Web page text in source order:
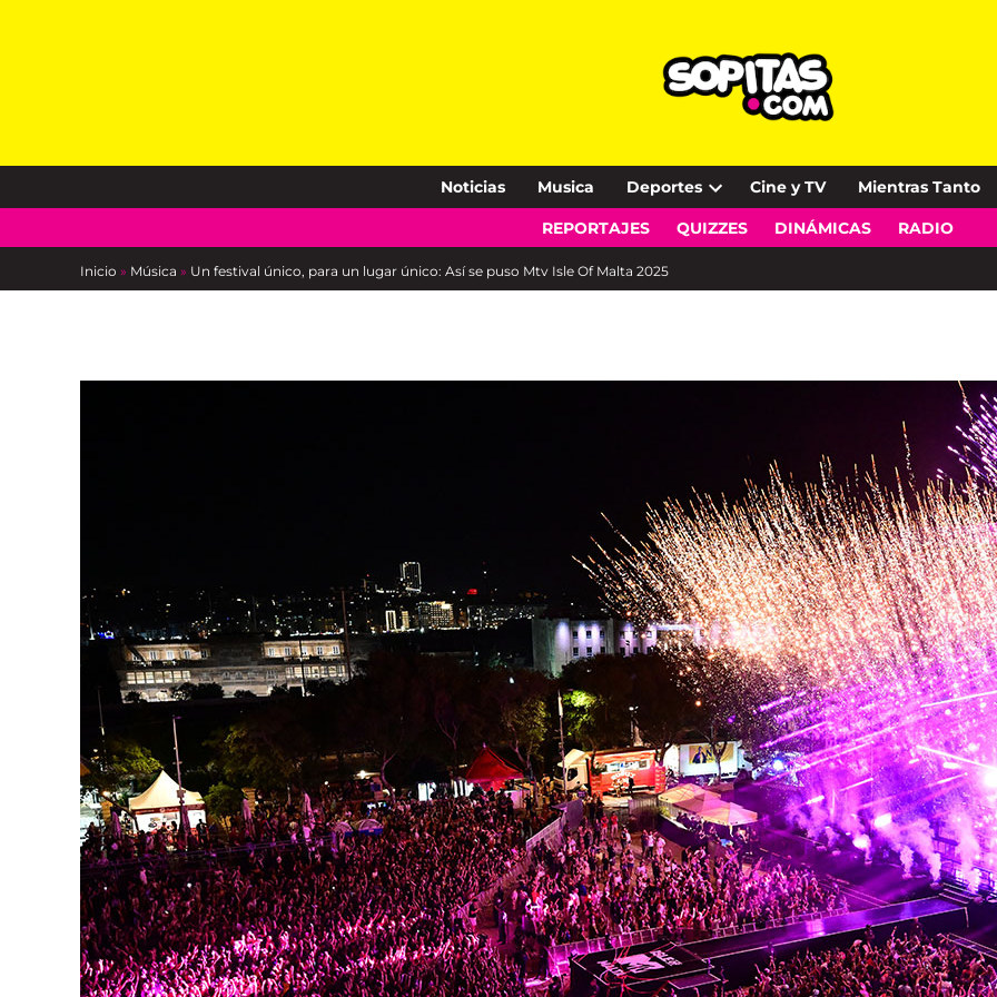
Noticias Musica Deportes
Open
dropdown
Cine y TV Mientras Tanto
REPORTAJES QUIZZES DINÁMICAS RADIO
Inicio » Música » Un festival único, para un lugar único: Así se puso Mtv Isle Of Malta 2025